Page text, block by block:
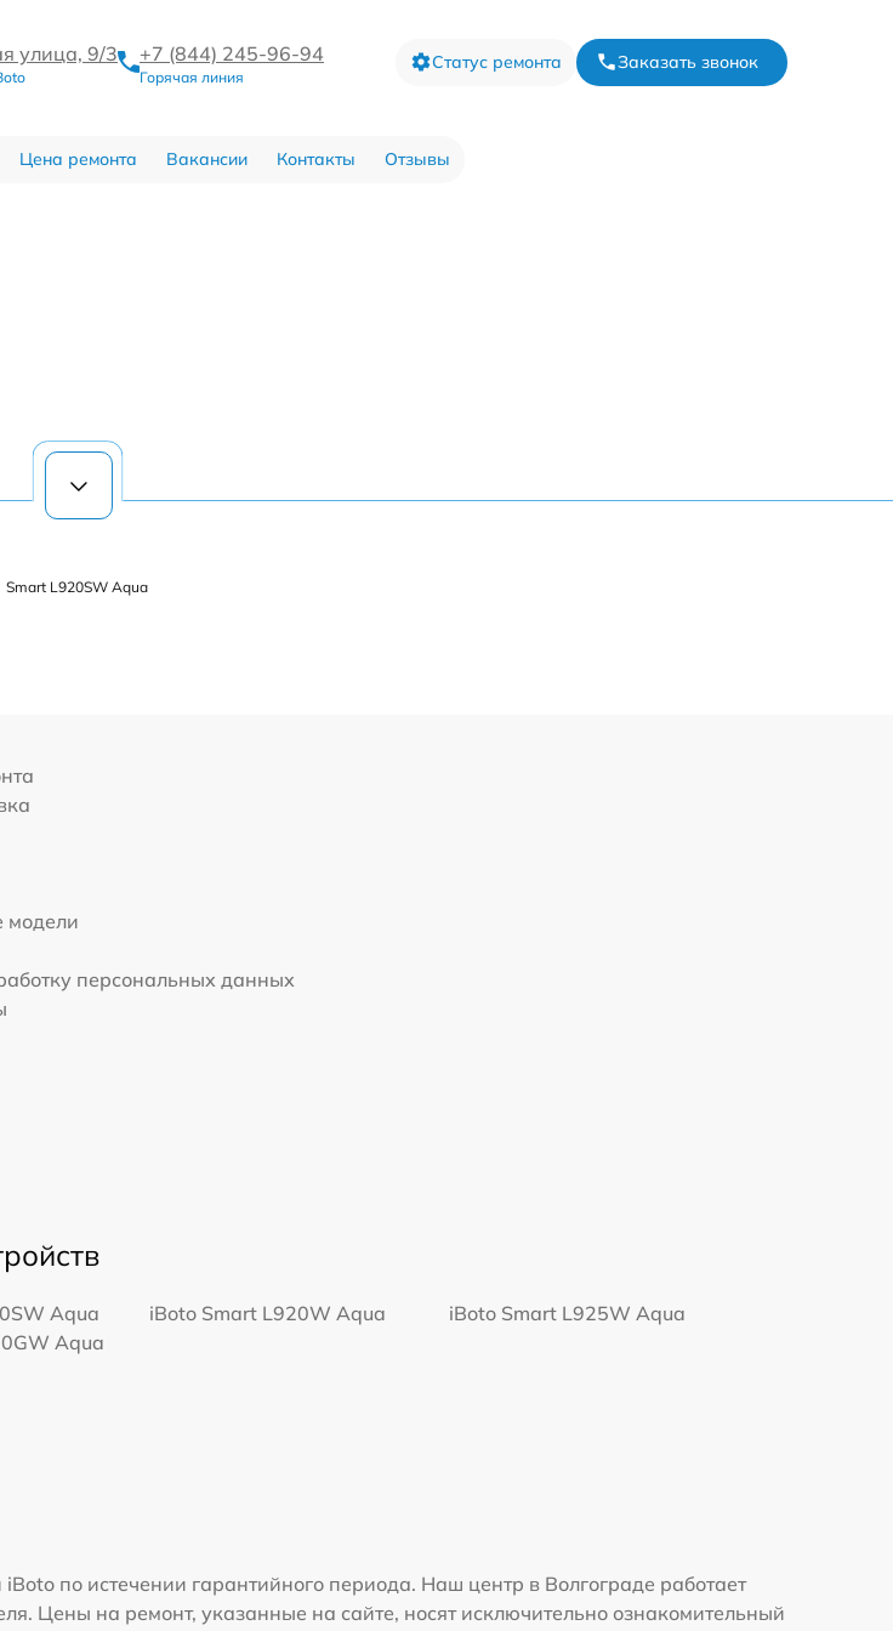
улица, 9/3 +7 (844) 245-96-94
Горячая линия
Статус ремонта Заказать звонок
Цена ремонта Вакансии Контакты Отзывы
Smart L920SW Aqua
модели
персональных данных
Aqua iBoto Smart L920W Aqua
iBoto Smart L925W Aqua
Aqua
по истечении гарантийного периода. Наш центр в Волгограде работает
Цены на ремонт, указанные на сайте, носят исключительно ознакомительный